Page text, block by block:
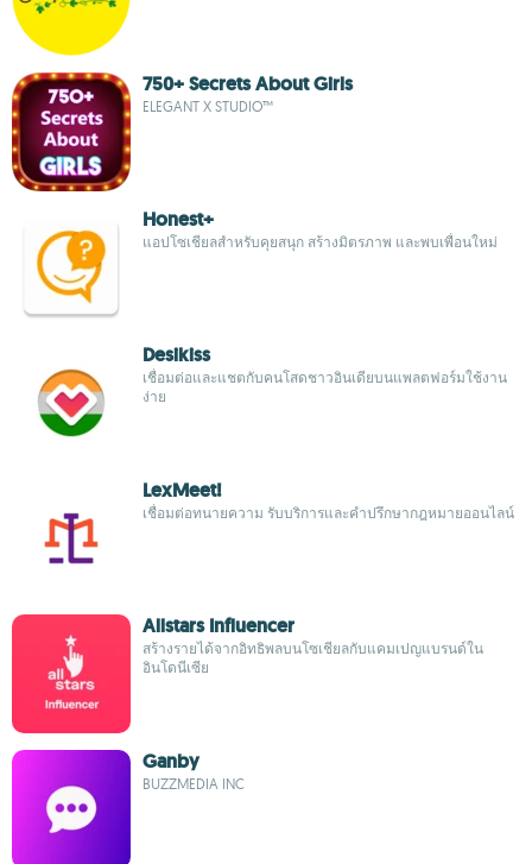
750+ Secrets About Girls
ELEGANT X STUDIO™
Honest+
แอปโซเชียลสำหรับคุยสนุก สร้างมิตรภาพ และพบเพื่อนใหม่
Desikiss
เชื่อมต่อและแชตกับคนโสดชาวอินเดียบนแพลตฟอร์มใช้งาน
ง่าย
LexMeet!
เชื่อมต่อทนายความ รับบริการและคำปรึกษากฎหมายออนไลน์
Allstars Influencer
สร้างรายได้จากอิทธิพลบนโซเชียลกับแคมเปญแบรนด์ใน
อินโดนีเซีย
Ganby
BUZZMEDIA INC